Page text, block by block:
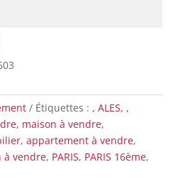
Étiquettes : , ALES, ,
maison à vendre,
, appartement à vendre,
à vendre, PARIS, PARIS 16ème,